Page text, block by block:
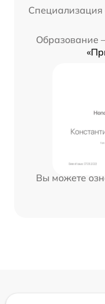
Специализация
Образование –
Вы можете